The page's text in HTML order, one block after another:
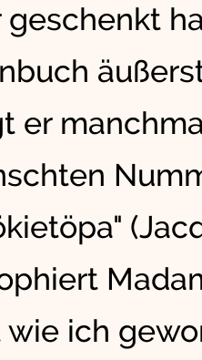
geschenkt
er
wie ich